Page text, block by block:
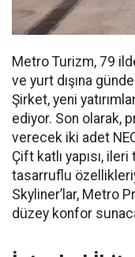
Metro Turizm, 79
ve yurt dışına
Şirket, yeni
ediyor. Son olarak,
verecek iki adet
Çift katlı yapısı,
tasarruflu
Skyliner’lar, Metro
düzey konfor